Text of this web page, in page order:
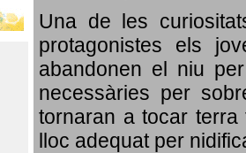
Una de les
protagonistes els
abandonen el niu
necessàries per
tornaran a tocar
lloc adequat per